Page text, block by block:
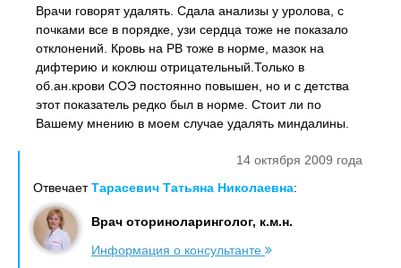
Врачи говорят удалять. Сдала анализы у уролова, с
почками все в порядке, узи сердца тоже не показало
отклонений. Кровь на РВ тоже в норме, мазок на
дифтерию и коклюш отрицательный.Только в
об.ан.крови СОЭ постоянно повышен, но и с детства
этот показатель редко был в норме. Стоит ли по
Вашему мнению в моем случае удалять миндалины.
14 октября 2009 года
ОтвечаетТарасевич Татьяна Николаевна:
Врач оториноларинголог, к.м.н.
Информация о консультанте